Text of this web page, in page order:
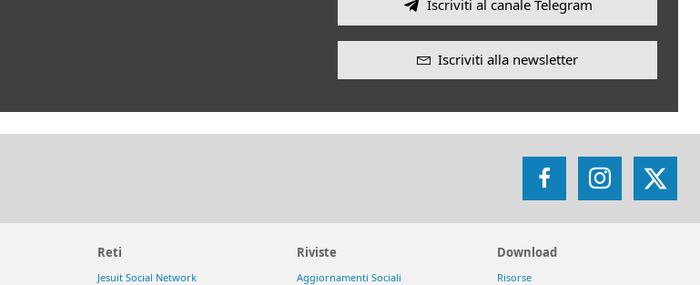
Iscriviti al canale Telegram
Iscriviti alla newsletter
FacebookInstagram
X
Reti
Jesuit Social Network
Riviste
Aggiornamenti Sociali
Download
Risorse